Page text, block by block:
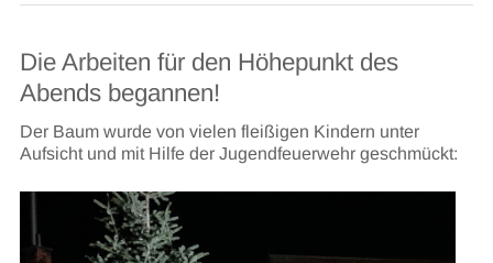
Die Arbeiten für den Höhepunkt des
Abends begannen!
Der Baum wurde von vielen fleißigen Kindern unter
Aufsicht und mit Hilfe der Jugendfeuerwehr geschmückt: